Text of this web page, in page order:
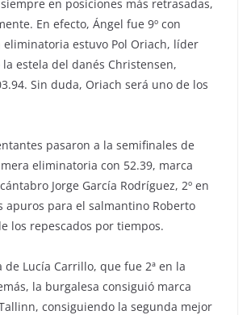
en posiciones más retrasadas,
En efecto, Ángel fue 9º con
estuvo Pol Oriach, líder
estela del danés Christensen,
Sin duda, Oriach será uno de los
pasaron a la semifinales de
eliminatoria con 52.39, marca
Jorge García Rodríguez, 2º en
apuros para el salmantino Roberto
los repescados por tiempos.
Lucía Carrillo, que fue 2ª en la
la burgalesa consiguió marca
consiguiendo la segunda mejor